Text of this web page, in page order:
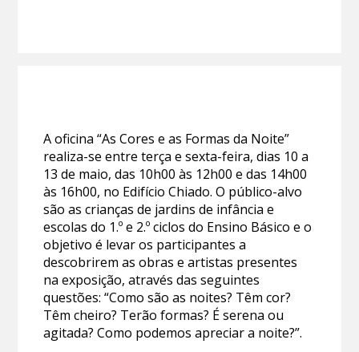
A oficina “As Cores e as Formas da Noite”
realiza-se entre terça e sexta-feira, dias 10 a
13 de maio, das 10h00 às 12h00 e das 14h00
às 16h00, no Edifício Chiado. O público-alvo
são as crianças de jardins de infância e
escolas do 1.º e 2.º ciclos do Ensino Básico e o
objetivo é levar os participantes a
descobrirem as obras e artistas presentes
na exposição, através das seguintes
questões: “Como são as noites? Têm cor?
Têm cheiro? Terão formas? É serena ou
agitada? Como podemos apreciar a noite?”.